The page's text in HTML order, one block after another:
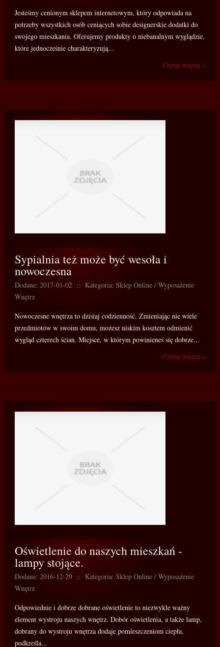
Jesteśmy cenionym sklepem internetowym, który odpowiada na
potrzeby wszystkich osób ceniących sobie designerskie dodatki do
swojego mieszkania. Oferujemy produkty o niebanalnym wyglądzie,
które jednocześnie charakteryzują...
Czytaj więcej »
Sypialnia też może być wesoła i
nowoczesna
Dodane: 2017-01-02 :: Kategoria: Sklep Online / Wyposażenie
Wnętrz
Nowoczesne wnętrza to dzisiaj codzienność. Zmieniając nie wiele
przedmiotów w swoim domu, możesz niskim kosztem odmienić
wygląd czterech ścian. Miejsce, w którym powinieneś się dobrze...
Czytaj więcej »
Oświetlenie do naszych mieszkań -
lampy stojące.
Dodane: 2016-12-29 :: Kategoria: Sklep Online / Wyposażenie
Wnętrz
Odpowiednie i dobrze dobrane oświetlenie to niezwykle ważny
element wystroju naszych wnętrz. Dobór oświetlenia, a także lamp,
dobrany do wystroju wnętrza dodaje pomieszczeniom ciepła,
podkreśla...